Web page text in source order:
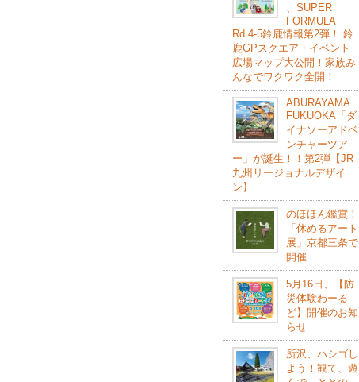
、SUPER
FORMULA
Rd.4-5鈴⿅情報第2弾！ 鈴
⿅GPスクエア・イベント
広場マップ⼤公開！家族み
んなでワクワク全開！
ABURAYAMA
FUKUOKA「ダ
イナソーアドベ
ンチャーツア
ー」が誕生！！第2弾【JR
九州リージョナルデザイ
ン】
のほほん鑑賞！
「休めるアート
展」京都三条で
開催
5月16日、【防
災体験わーる
ど】開催のお知
らせ
所沢、ハシゴし
よう！観て、遊